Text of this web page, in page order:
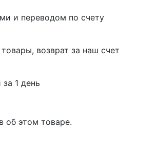
и переводом по счету
возврат за наш счет
1 день
об этом товаре.